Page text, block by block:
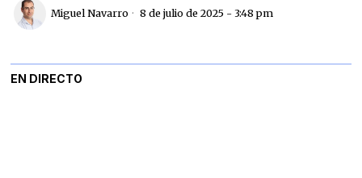
Miguel Navarro 8 de julio de 2025 - 3:48 pm
EN DIRECTO